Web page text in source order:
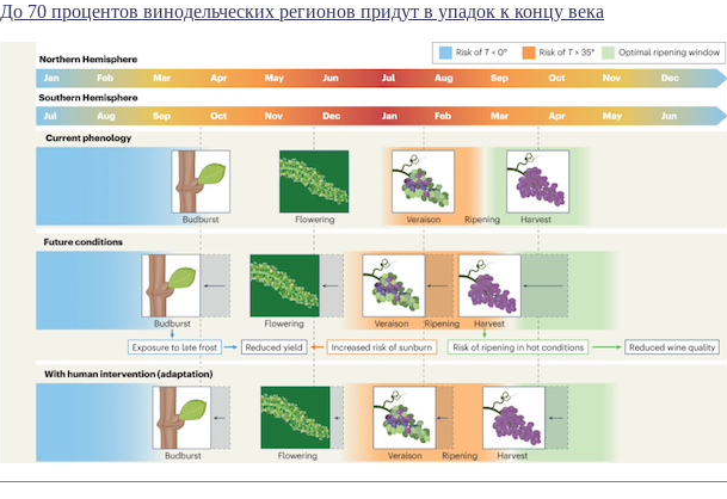
До 70 процентов винодельческих регионов придут в упадок к концу века